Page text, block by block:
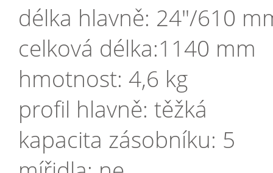
délka hlavně: 24"/610
celková délka:1140 mm
hmotnost: 4,6 kg
profil hlavně: těžká
kapacita zásobníku: 5